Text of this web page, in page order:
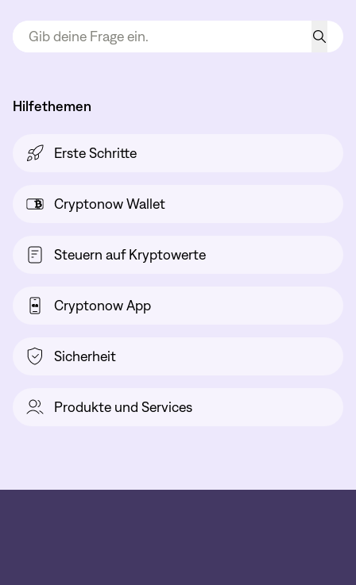
Hilfethemen
Erste Schritte
Cryptonow Wallet
Steuern auf Kryptowerte
Cryptonow App
Sicherheit
Produkte und Services